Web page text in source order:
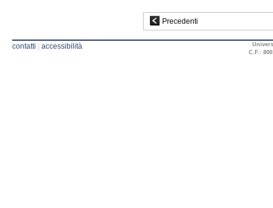
Precedenti
contatti accessibilità
C.F.: